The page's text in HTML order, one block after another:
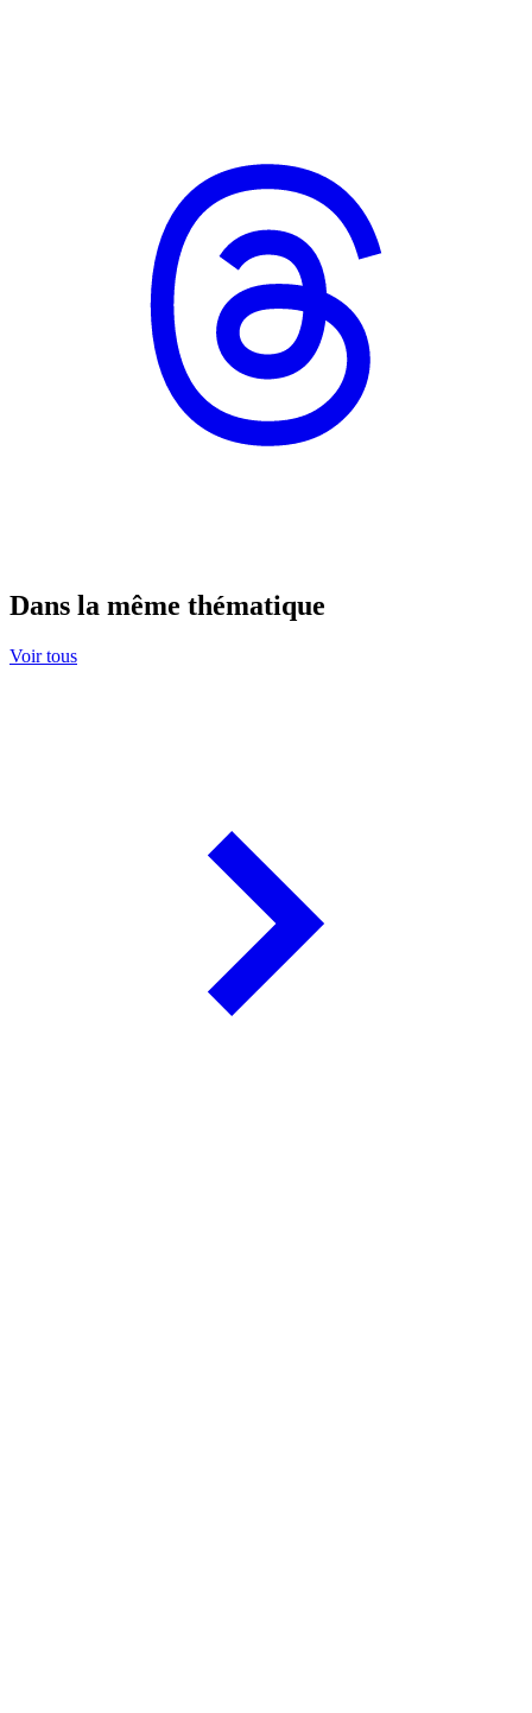
Dans la même thématique
Voir tous